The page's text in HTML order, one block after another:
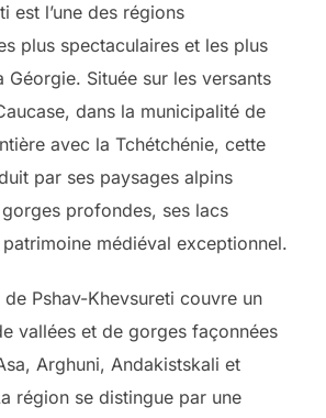
est l’une des régions
plus spectaculaires et les plus
Géorgie. Située sur les versants
dans la municipalité de
avec la Tchétchénie, cette
par ses paysages alpins
profondes, ses lacs
patrimoine médiéval exceptionnel.
Pshav-Khevsureti couvre un
vallées et de gorges façonnées
Arghuni, Andakistskali et
région se distingue par une